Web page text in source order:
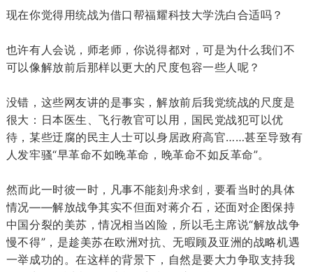
现在你觉得用统战为借口帮福耀科技大学洗白合适吗？
也许有人会说，师老师，你说得都对，可是为什么我们不
可以像解放前后那样以更大的尺度包容一些人呢？
没错，这些网友讲的是事实，解放前后我党统战的尺度是
很大：日本医生、飞行教官可以用，国民党战犯可以优
待，某些迂腐的民主人士可以身居政府高官……甚至导致有
人发牢骚“早革命不如晚革命，晚革命不如反革命”。
然而此一时彼一时，凡事不能刻舟求剑，要看当时的具体
情况——解放战争其实不但面对蒋介石，还面对企图保持
中国分裂的美苏，情况相当凶险，所以毛主席说“解放战争
慢不得”，是趁美苏在欧洲对抗、无暇顾及亚洲的战略机遇
一举成功的。在这样的背景下，自然是要大力争取支持我